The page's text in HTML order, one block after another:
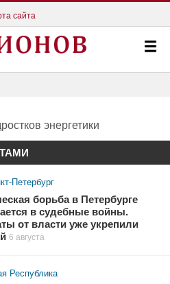
сайта
энергетики
Петербург
борьба в Петербурге
в судебные войны.
от власти уже укрепили
6 августа
Республика